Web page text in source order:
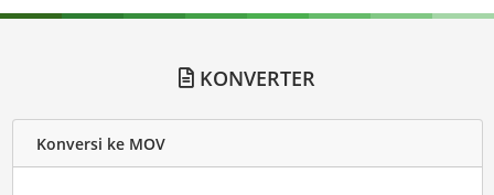
KONVERTER
Konversi ke MOV